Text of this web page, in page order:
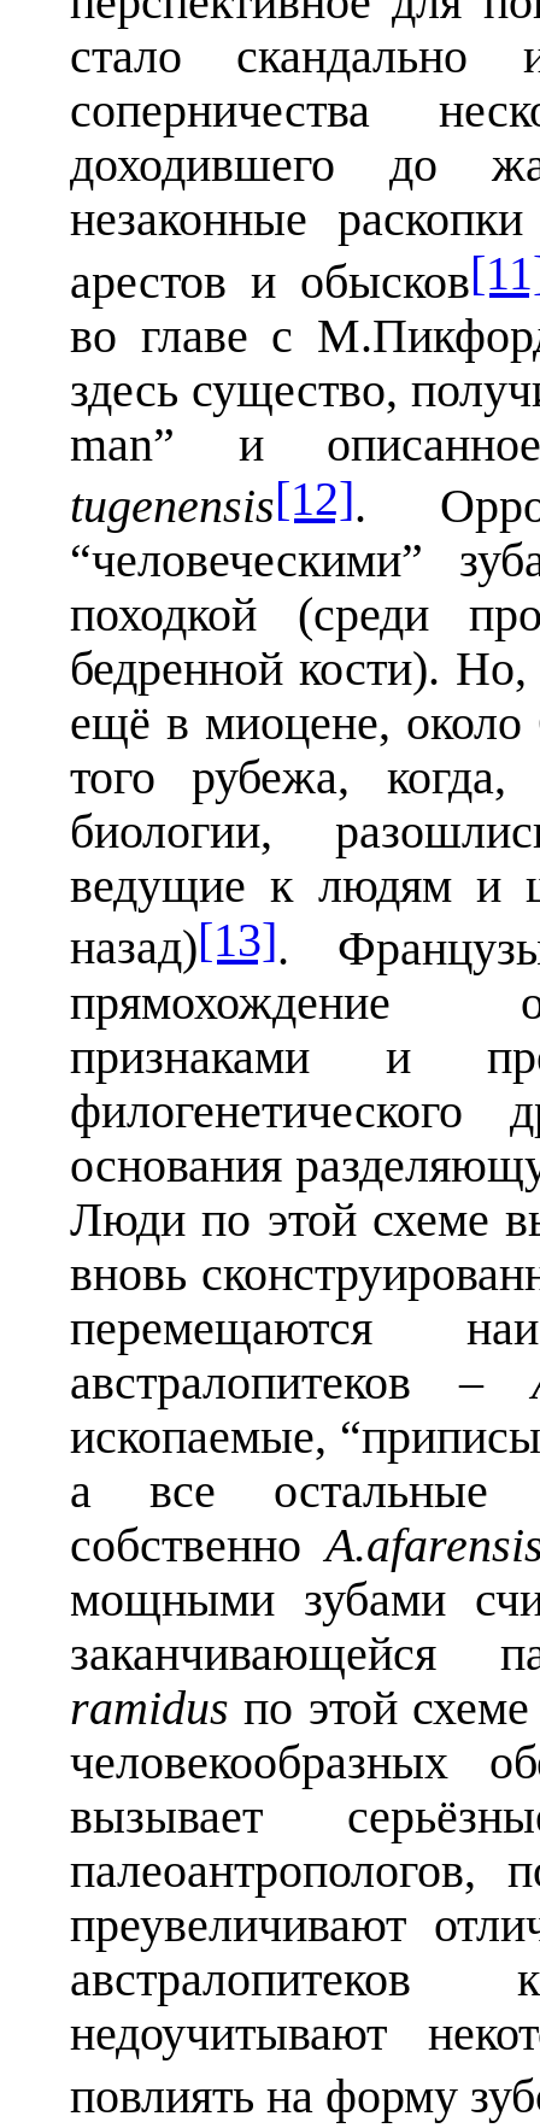
стало скандально
соперничества
доходившего до
незаконные
арестов и обысков
во главе с
здесь существо,
man” и
tugenensis[12].
“человеческими”
походкой (среди
бедренной кости).
ещё в миоцене, около
того рубежа,
биологии,
ведущие к людям и
назад)[13].
прямохождение
признаками и
основания
Люди по этой схеме
вновь
перемещаются
австралопитеков–
ископаемые,
а все остальные
собственноA.
мощными зубами
заканчивающейся
ramidus по этой
человекообразных
вызывает
преувеличивают
недоучитывают
повлиять на форму